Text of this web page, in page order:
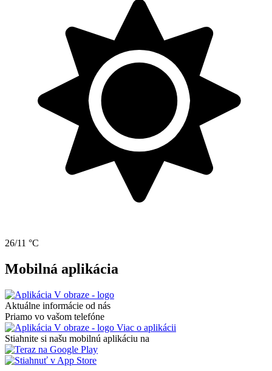
26/11 °C
Mobilná aplikácia
Aktuálne informácie od nás
Priamo vo vašom telefóne
Viac o aplikácii
Stiahnite si našu mobilnú aplikáciu na